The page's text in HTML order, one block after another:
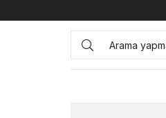
Anasayfa ERKEK